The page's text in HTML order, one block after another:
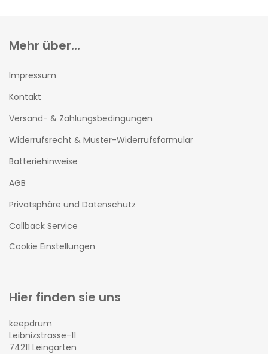
Mehr über...
Impressum
Kontakt
Versand- & Zahlungsbedingungen
Widerrufsrecht & Muster-Widerrufsformular
Batteriehinweise
AGB
Privatsphäre und Datenschutz
Callback Service
Cookie Einstellungen
Hier finden sie uns
keepdrum
Leibnizstrasse-11
74211 Leingarten